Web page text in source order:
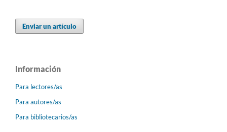
Enviar un artículo
Información
Para lectores/as
Para autores/as
Para bibliotecarios/as